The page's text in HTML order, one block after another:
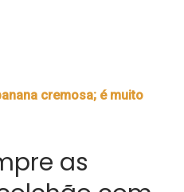
cremosa; é muito
as